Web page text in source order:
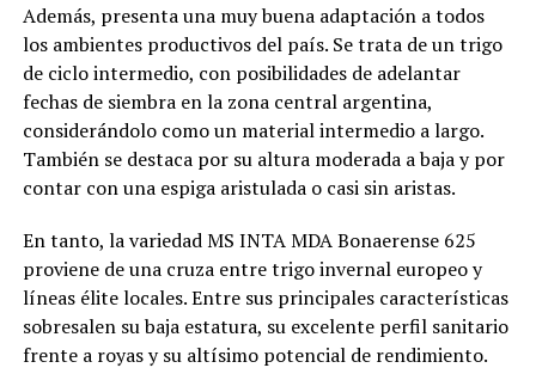
Además, presenta una muy buena adaptación a todos
los ambientes productivos del país. Se trata de un trigo
de ciclo intermedio, con posibilidades de adelantar
fechas de siembra en la zona central argentina,
considerándolo como un material intermedio a largo.
También se destaca por su altura moderada a baja y por
contar con una espiga aristulada o casi sin aristas.
En tanto, la variedad MS INTA MDA Bonaerense 625
proviene de una cruza entre trigo invernal europeo y
líneas élite locales. Entre sus principales características
sobresalen su baja estatura, su excelente perfil sanitario
frente a royas y su altísimo potencial de rendimiento.